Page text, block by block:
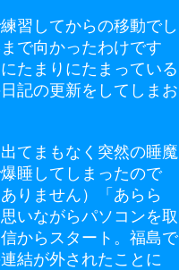
習してからの移動でし
で向かったわけです
たまりにたまっている
記の更新をしてしまお
てまもなく突然の睡魔
睡してしまったので
りません）「あらら
いながらパソコンを取
からスタート。福島で
結が外されたことに